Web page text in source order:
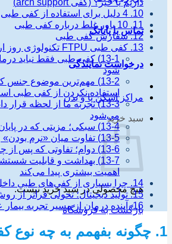
تماس با پایاتک
درخواست نمایندگی
مراکز اسکن پا و بدن
سبد خرید
هیچ محصولی در سبد خرید نیست.
بازگشت به فروشگاه
10. 4 دلیل برای استفاده از کفی طبی
11. 10 باور غلط درباره کفی طبی
12. سفارش کفی طبی
13. کفی طبی FTPU تکنولوژی روز اروپا و آمریکا
13-1) کفی طبی فقط نباید درمان
شود
13-2) مهم‌ترین موضوع جنس کفی
استفاده نکردن از کفی طبی است،
13-3) تجربه ما از لحظه قرار
می‌شود
13-4) سبکی؛ مزیتی که در پایان روز احساس می‌شود
13-5) تفاوت میان «نرم بودن» و «احساس انرژی»
13-6) دوام؛ تفاوتی که پس از چند ماه آشکار می‌شود
13-7) بهداشت و قابلیت شستشو؛
اهمیت بیشتری پیدا می‌کند
14. چرا بسیاری از کفی‌های طبی داخل کمد باقی می‌مانند؟
15. تولید دیجیتال؛ تحولی فراتر از روش ساخت
16. آینده درمان از مسیر تجربه بیمار عبور می‌کند